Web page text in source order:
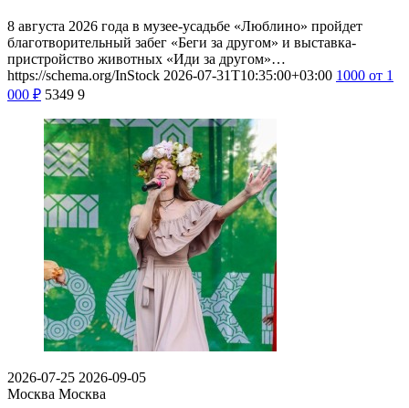
8 августа 2026 года в музее-усадьбе «Люблино» пройдет
благотворительный забег «Беги за другом» и выставка-
пристройство животных «Иди за другом»…
https://schema.org/InStock 2026-07-31T10:35:00+03:00 1000 от 1
000 ₽ 5349 9
2026-07-25 2026-09-05
Москва Москва